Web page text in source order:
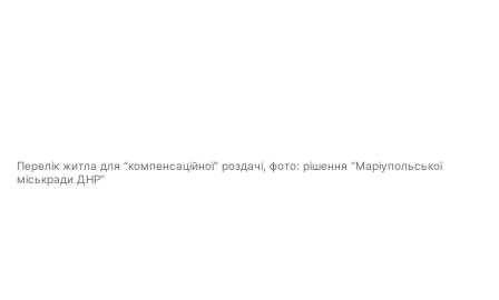
Перелік житла для “компенсаційної” роздачі, фото: рішення “Маріупольської
міськради ДНР”